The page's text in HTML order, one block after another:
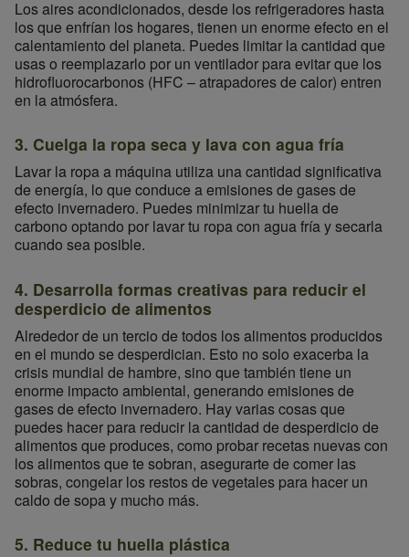
Los aires acondicionados, desde los refrigeradores hasta
los que enfrían los hogares, tienen un enorme efecto en el
calentamiento del planeta. Puedes limitar la cantidad que
usas o reemplazarlo por un ventilador para evitar que los
hidrofluorocarbonos (HFC – atrapadores de calor) entren
en la atmósfera.
3. Cuelga la ropa seca y lava con agua fría
Lavar la ropa a máquina utiliza una cantidad significativa
de energía, lo que conduce a emisiones de gases de
efecto invernadero. Puedes minimizar tu huella de
carbono optando por lavar tu ropa con agua fría y secarla
cuando sea posible.
4. Desarrolla formas creativas para reducir el
desperdicio de alimentos
Alrededor de un tercio de todos los alimentos producidos
en el mundo se desperdician. Esto no solo exacerba la
crisis mundial de hambre, sino que también tiene un
enorme impacto ambiental, generando emisiones de
gases de efecto invernadero. Hay varias cosas que
puedes hacer para reducir la cantidad de desperdicio de
alimentos que produces, como probar recetas nuevas con
los alimentos que te sobran, asegurarte de comer las
sobras, congelar los restos de vegetales para hacer un
caldo de sopa y mucho más.
5. Reduce tu huella plástica